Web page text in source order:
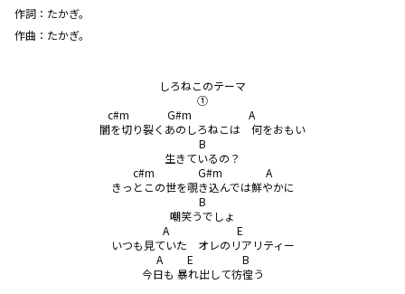
作詞： たかぎ。
作曲： たかぎ。
しろねこのテーマ
①
c#m              G#m                     A
闇を切り裂くあのしろねこは　何をおもい
B
生きているの？
c#m                G#m                A
きっとこの世を覗き込んでは鮮やかに
B
嘲笑うでしょ
A                         E
いつも見ていた　オレのリアリティー
A         E                  B
今日も 暴れ出して彷徨う